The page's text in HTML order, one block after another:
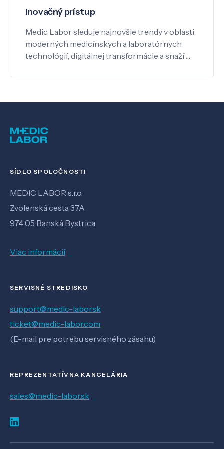
Inovačný prístup
Medic Labor sleduje najnovšie trendy v oblasti
moderných medicínskych a laboratórnych
technológií, digitálnej transformácie a snaží …
SÍDLO SPOLOČNOSTI
MEDIC LABOR s.r.o.
Zvolenská cesta 37A
974 05 Banská Bystrica
Viac informácií
SERVISNÉ STREDISKO
support@medic-labor.sk
ticket@medic-labor.com
(E-mail pre potrebu servisného zásahu)
REPREZENTATÍVNA KANCELÁRIA
sales@medic-labor.sk